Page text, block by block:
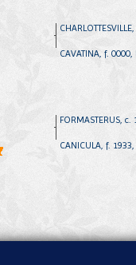
CAVATINA, f. 0000,
FORMASTERUS, c.
CANICULA, f. 1933,